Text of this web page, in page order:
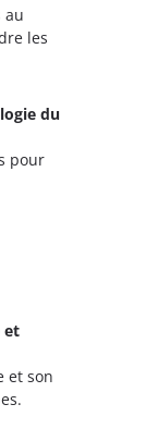
au
les
du
pour
et
et son